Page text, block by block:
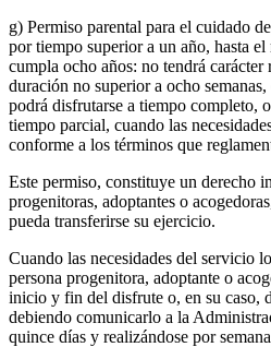
g) Permiso parental para el cuidado
por tiempo superior a un año, hasta
cumpla ocho años: no tendrá
duración no superior a ocho
podrá disfrutarse a tiempo completo,
tiempo parcial, cuando las
conforme a los términos que
Este permiso, constituye un derecho
progenitoras, adoptantes o
pueda transferirse su ejercicio.
Cuando las necesidades del servicio
persona progenitora, adoptante o
inicio y fin del disfrute o, en su caso,
debiendo comunicarlo a la
quince días y realizándose por